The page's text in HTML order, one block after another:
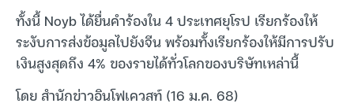
ทั้งนี้ Noyb ได้ยื่นคำร้องใน 4 ประเทศยุโรป เรียกร้องให้
ระงับการส่งข้อมูลไปยังจีน พร้อมทั้งเรียกร้องให้มีการปรับ
เงินสูงสุดถึง 4% ของรายได้ทั่วโลกของบริษัทเหล่านี้
โดย สำนักข่าวอินโฟเควสท์ (16 ม.ค. 68)